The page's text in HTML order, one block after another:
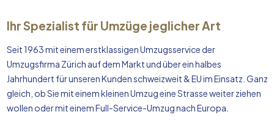
Ihr Spezialist für Umzüge jeglicher Art
Seit 1963 mit einem erstklassigen Umzugsservice der
Umzugsfirma Zürich auf dem Markt und über ein halbes
Jahrhundert für unseren Kunden schweizweit & EU im Einsatz. Ganz
gleich, ob Sie mit einem kleinen Umzug eine Strasse weiter ziehen
wollen oder mit einem Full-Service-Umzug nachEuropa